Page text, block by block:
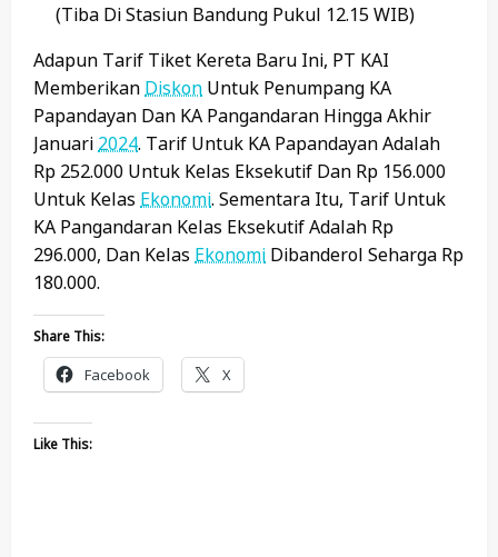
(tiba Di Stasiun Bandung Pukul 12.15 WIB)
Adapun Tarif Tiket Kereta Baru Ini, PT KAI
Memberikan Diskon Untuk Penumpang KA
Papandayan Dan KA Pangandaran Hingga Akhir
Januari 2024. Tarif Untuk KA Papandayan Adalah
Rp 252.000 Untuk Kelas Eksekutif Dan Rp 156.000
Untuk Kelas Ekonomi. Sementara Itu, Tarif Untuk
KA Pangandaran Kelas Eksekutif Adalah Rp
296.000, Dan Kelas Ekonomi Dibanderol Seharga Rp
180.000.
Share This:
Facebook X
Like This: